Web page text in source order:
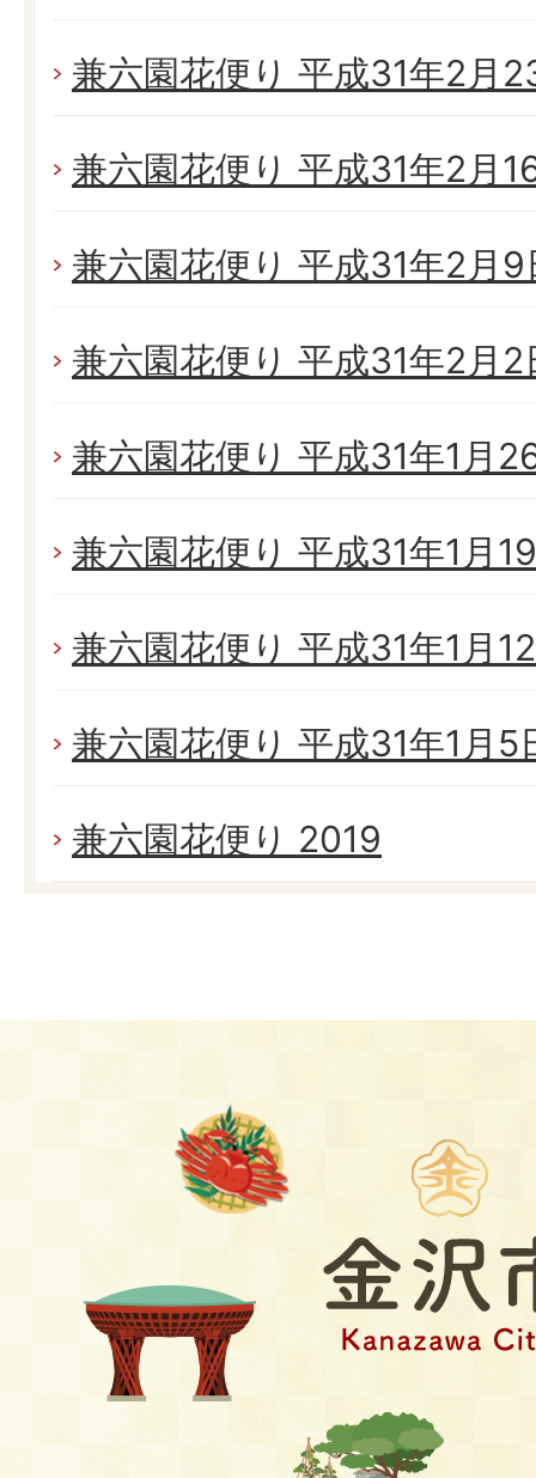
兼六園花便り 平成31年2月
兼六園花便り 平成31年2月
兼六園花便り 平成31年2月
兼六園花便り 平成31年2月
兼六園花便り 平成31年1月
兼六園花便り 平成31年1月
兼六園花便り 平成31年1月
兼六園花便り 平成31年1月5
兼六園花便り 2019